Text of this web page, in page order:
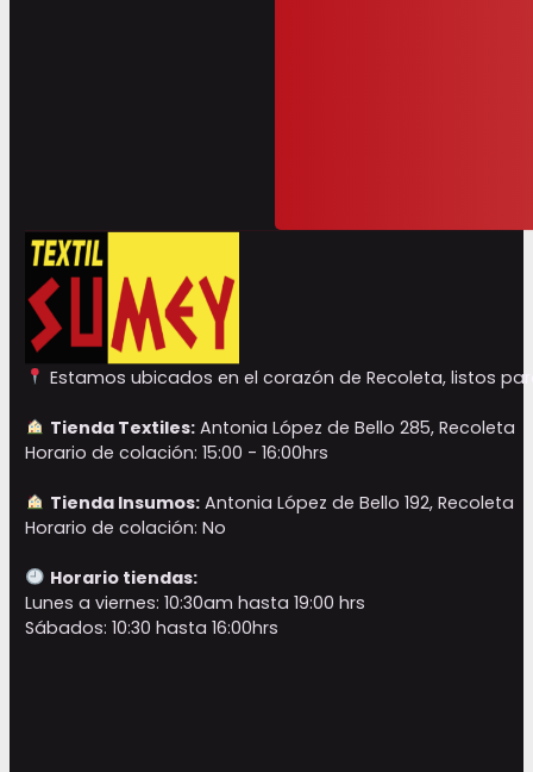
Estamos ubicados en el corazón de Recoleta, listos
Tienda Textiles:Antonia López de Bello 285, Recoleta
Horario de colación: 15:00 - 16:00hrs
Tienda Insumos:Antonia López de Bello 192, Recoleta
Horario de colación: No
Horario tiendas:
Lunes a viernes: 10:30am hasta 19:00 hrs
Sábados: 10:30 hasta 16:00hrs